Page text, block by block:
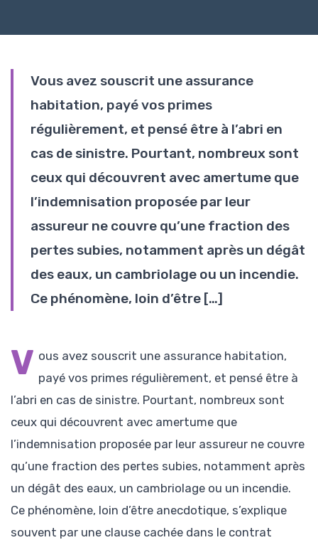
Vous avez souscrit une assurance
habitation, payé vos primes
régulièrement, et pensé être à l’abri en
cas de sinistre. Pourtant, nombreux sont
ceux qui découvrent avec amertume que
l’indemnisation proposée par leur
assureur ne couvre qu’une fraction des
pertes subies, notamment après un dégât
des eaux, un cambriolage ou un incendie.
Ce phénomène, loin d’être […]
V ous avez souscrit une assurance habitation,
payé vos primes régulièrement, et pensé être à
l’abri en cas de sinistre. Pourtant, nombreux sont
ceux qui découvrent avec amertume que
l’indemnisation proposée par leur assureur ne couvre
qu’une fraction des pertes subies, notamment après
un dégât des eaux, un cambriolage ou un incendie.
Ce phénomène, loin d’être anecdotique, s’explique
souvent par une clause cachée dans le contrat